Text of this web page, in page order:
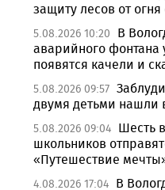
защиту лесов от
5.08.2026 10:20
В
аварийного фонтана
появятся качели и
5.08.2026 09:57
двумя детьми нашли
5.08.2026 09:04 Шесть
школьников
«Путешествие
4.08.2026 17:04 В